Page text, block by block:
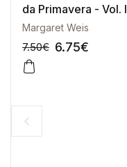
da Primavera - Vol. I
Margaret Weis
7.50€ 6.75€